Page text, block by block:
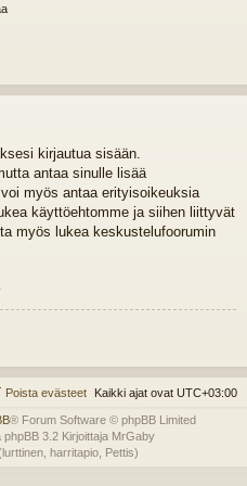
kirjautua sisään.
antaa sinulle lisää
myös antaa erityisoikeuksia
käyttöehtomme ja siihen liittyvät
myös lukea keskustelufoorumin
Kaikki ajat ovat UTC+03:00
Poista evästeet
® Forum Software © phpBB Limited
3.2 Kirjoittaja MrGaby
harritapio, Pettis)